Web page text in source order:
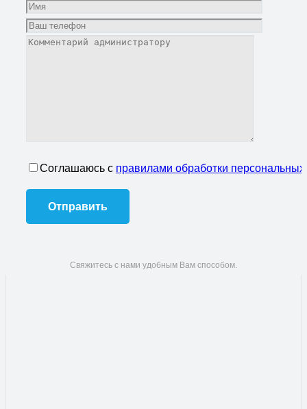
Соглашаюсь с правилами обработки
Свяжитесь с нами удобным Вам способом.